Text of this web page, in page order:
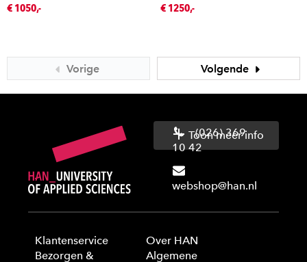
€ 1050,-
€ 1250,-
Vorige Volgende
(026) 369
10 42
webshop@han.nl
Toon meer info
Klantenservice
Bezorgen &
Over HAN
Algemene